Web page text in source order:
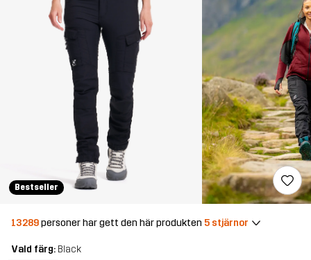
Bestseller
13289personer har gett den här produkten 5 stjärnor
Vald färg: Black